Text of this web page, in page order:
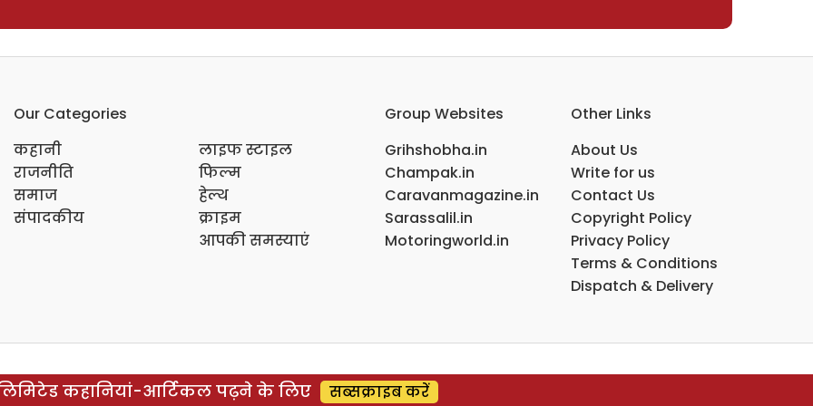
Our Categories
कहानी
राजनीति
समाज
संपादकीय
लाइफ स्टाइल
फिल्म
हेल्थ
क्राइम
आपकी समस्याएं
Group Websites
Grihshobha.in
Champak.in
Caravanmagazine.in
Sarassalil.in
Motoringworld.in
Other Links
About Us
Write for us
Contact Us
Copyright Policy
Privacy Policy
Terms & Conditions
Dispatch & Delivery
कहानियां-आर्टिकल पढ़ने के लिए सब्सक्राइब करें